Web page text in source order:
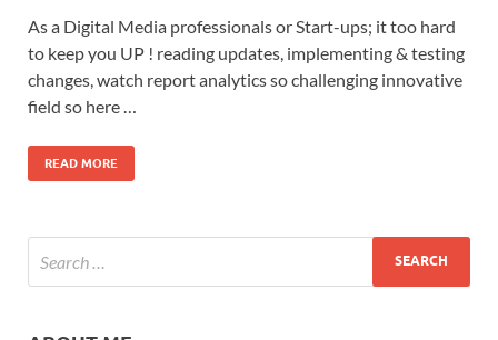
As a Digital Media professionals or Start-ups; it too hard
to keep you UP ! reading updates, implementing & testing
changes, watch report analytics so challenging innovative
field so here …
READ MORE